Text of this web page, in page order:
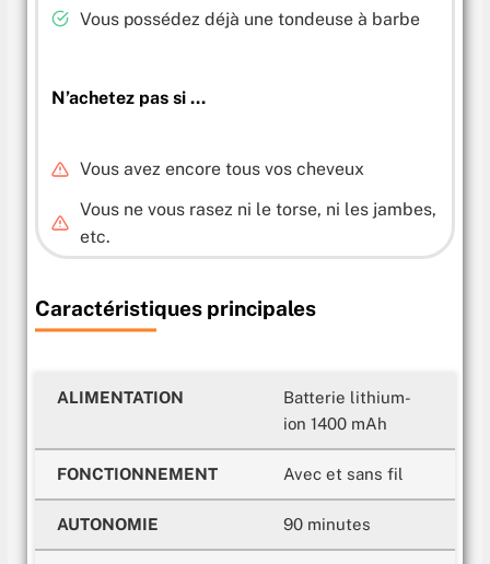
Vous possédez déjà une tondeuse à barbe
N’achetez pas si …
Vous avez encore tous vos cheveux
Vous ne vous rasez ni le torse, ni les jambes,
etc.
Caractéristiques principales
ALIMENTATION
Batterie lithium-
ion 1400 mAh
FONCTIONNEMENT Avec et sans fil
AUTONOMIE 90 minutes